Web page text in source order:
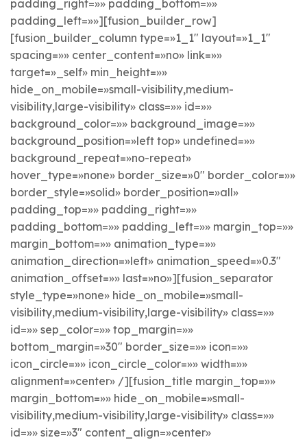
padding_right=»» padding_bottom=»»
padding_left=»»][fusion_builder_row]
[fusion_builder_column type=»1_1″ layout=»1_1″
spacing=»» center_content=»no» link=»»
target=»_self» min_height=»»
hide_on_mobile=»small-visibility,medium-
visibility,large-visibility» class=»» id=»»
background_color=»» background_image=»»
background_position=»left top» undefined=»»
background_repeat=»no-repeat»
hover_type=»none» border_size=»0″ border_color=»»
border_style=»solid» border_position=»all»
padding_top=»» padding_right=»»
padding_bottom=»» padding_left=»» margin_top=»»
margin_bottom=»» animation_type=»»
animation_direction=»left» animation_speed=»0.3″
animation_offset=»» last=»no»][fusion_separator
style_type=»none» hide_on_mobile=»small-
visibility,medium-visibility,large-visibility» class=»»
id=»» sep_color=»» top_margin=»»
bottom_margin=»30″ border_size=»» icon=»»
icon_circle=»» icon_circle_color=»» width=»»
alignment=»center» /][fusion_title margin_top=»»
margin_bottom=»» hide_on_mobile=»small-
visibility,medium-visibility,large-visibility» class=»»
id=»» size=»3″ content_align=»center»